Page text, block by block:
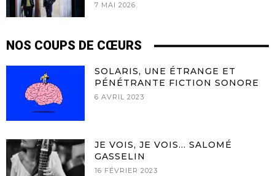
7 MAI 2026
NOS COUPS DE CŒURS
SOLARIS, UNE ÉTRANGE ET
PÉNÉTRANTE FICTION SONORE
6 AVRIL 2023
JE VOIS, JE VOIS… SALOMÉ
GASSELIN
16 FÉVRIER 2023